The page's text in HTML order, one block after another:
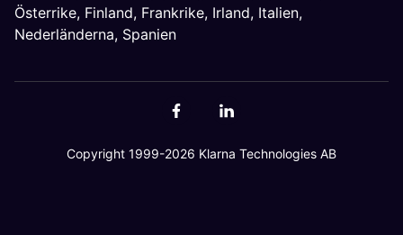
Österrike, Finland, Frankrike, Irland, Italien,
Nederländerna, Spanien
Copyright 1999-2026 Klarna Technologies AB